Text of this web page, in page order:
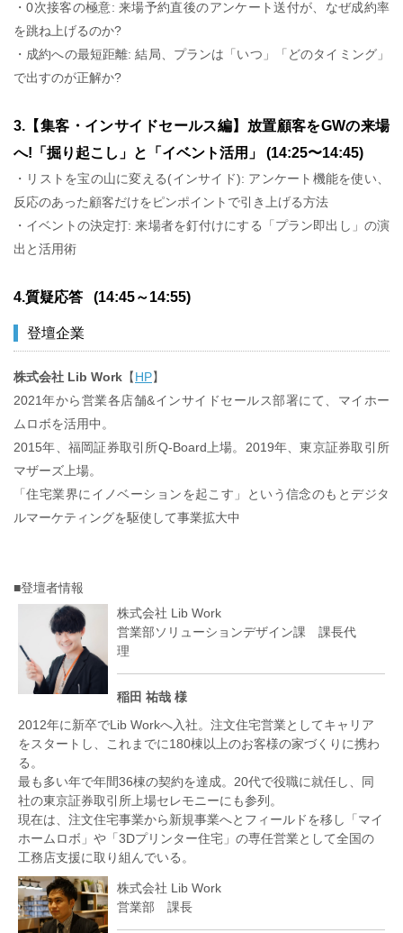
・0次接客の極意: 来場予約直後のアンケート送付が、なぜ成約率
を跳ね上げるのか?
・成約への最短距離: 結局、プランは「いつ」「どのタイミング」
で出すのが正解か?
3.【集客・インサイドセールス編】放置顧客をGWの来場
へ!「掘り起こし」と「イベント活用」 (14:25〜14:45)
・リストを宝の山に変える(インサイド): アンケート機能を使い、
反応のあった顧客だけをピンポイントで引き上げる方法
・イベントの決定打: 来場者を釘付けにする「プラン即出し」の演
出と活用術
4.質疑応答 (14:45～14:55)
登壇企業
株式会社 Lib Work 【HP】
2021年から営業各店舗&インサイドセールス部署にて、マイホー
ムロボを活用中。
2015年、福岡証券取引所Q-Board上場。2019年、東京証券取引所
マザーズ上場。
「住宅業界にイノベーションを起こす」という信念のもとデジタ
ルマーケティングを駆使して事業拡大中
■登壇者情報
株式会社 Lib Work
営業部ソリューションデザイン課 課長代
理
稲田 祐哉 様
2012年に新卒でLib Workへ入社。注文住宅営業としてキャリア
をスタートし、これまでに180棟以上のお客様の家づくりに携わ
る。
最も多い年で年間36棟の契約を達成。20代で役職に就任し、同
社の東京証券取引所上場セレモニーにも参列。
現在は、注文住宅事業から新規事業へとフィールドを移し「マイ
ホームロボ」や「3Dプリンター住宅」の専任営業として全国の
工務店支援に取り組んでいる。
株式会社 Lib Work
営業部 課長